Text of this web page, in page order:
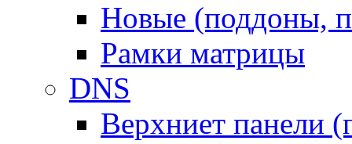
Новые (поддоны,
Рамки матрицы
DNS
Верхниет панели